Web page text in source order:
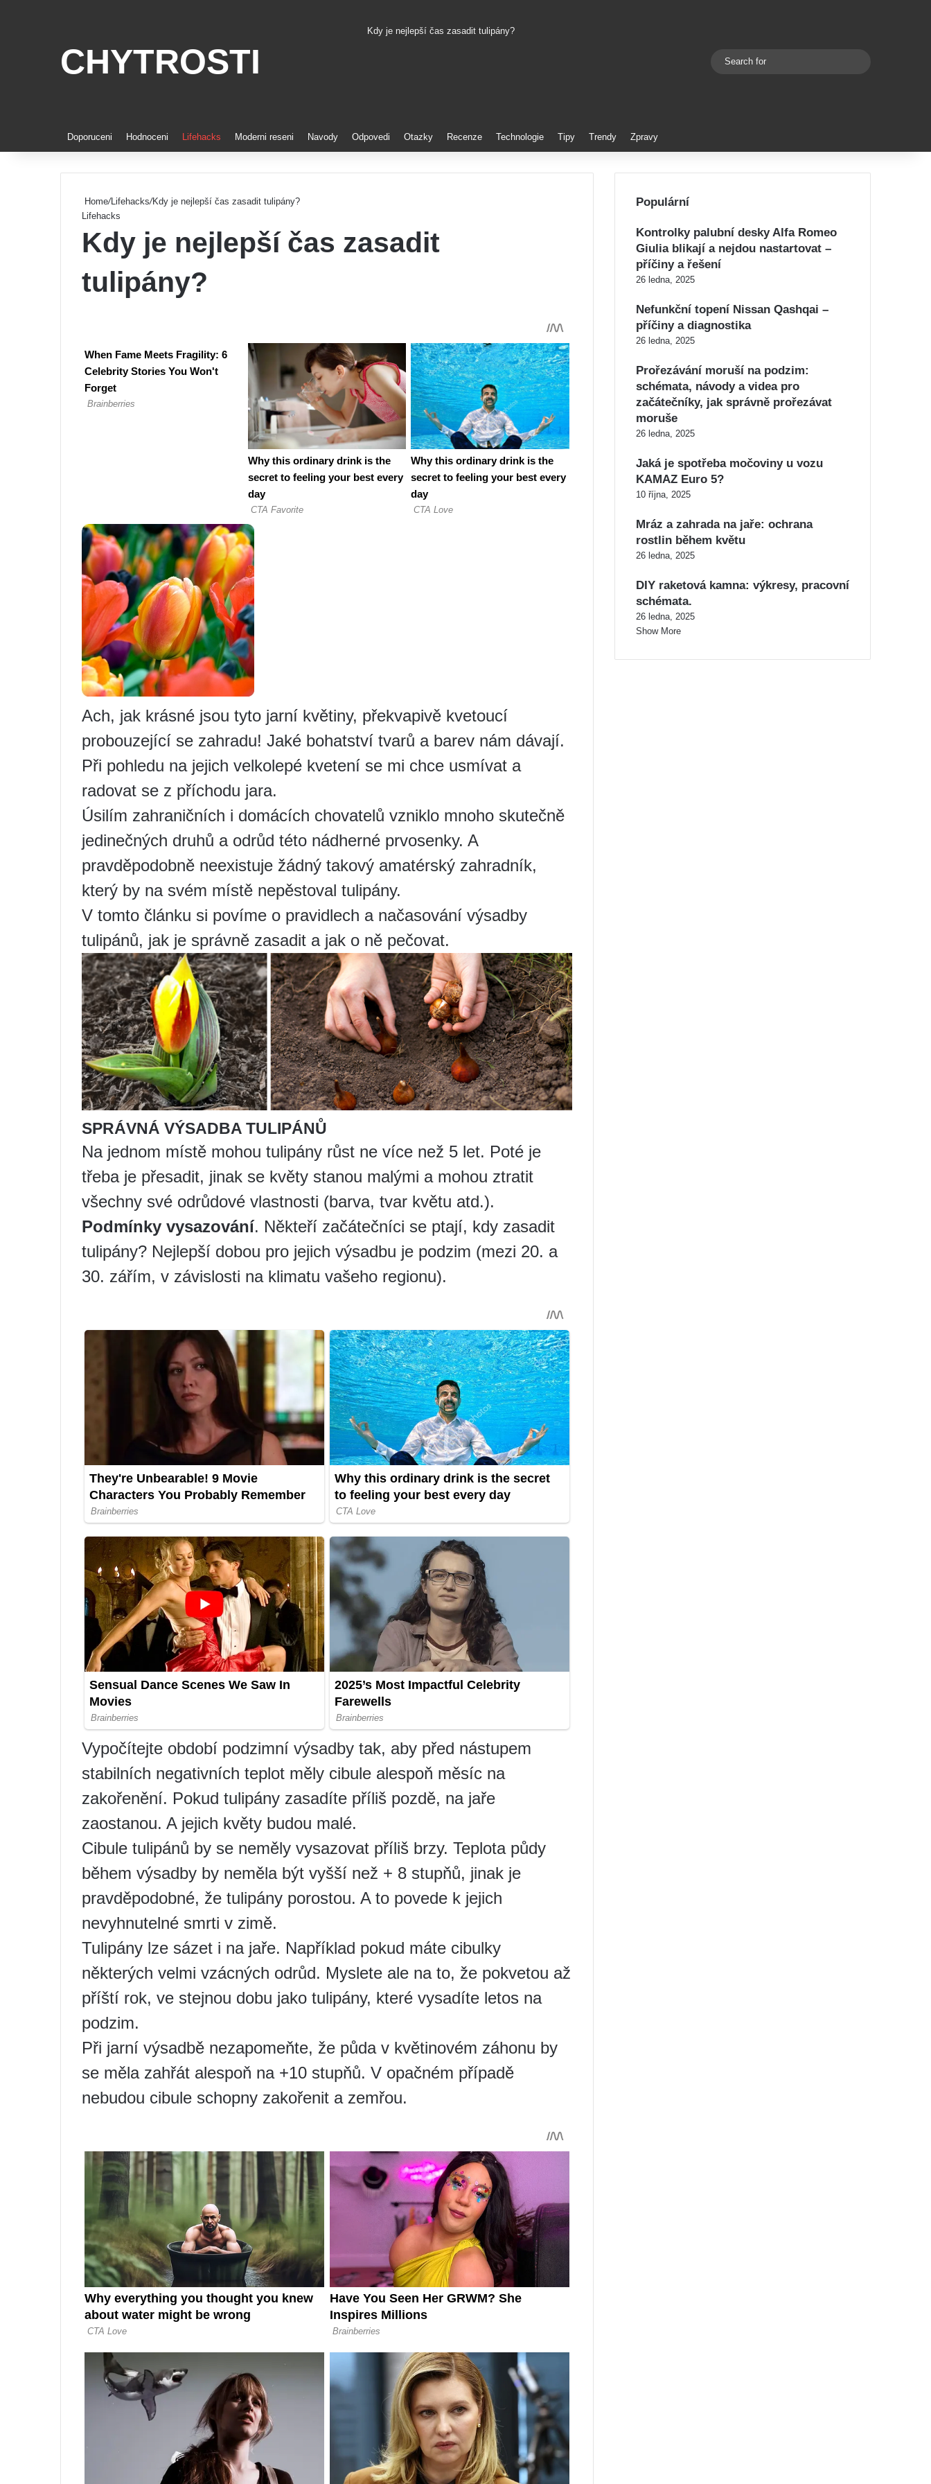
CHYTROSTI
Kdy je nejlepší čas zasadit tulipány?
Switch skin
Doporuceni Hodnoceni Lifehacks Moderni reseni Navody Odpovedi Otazky Recenze Technologie Tipy Trendy Zpravy
Home/Lifehacks/Kdy je nejlepší čas zasadit tulipány?
Lifehacks
Kdy je nejlepší čas zasadit
tulipány?
Ach, jak krásné jsou tyto jarní květiny, překvapivě kvetoucí
probouzející se zahradu! Jaké bohatství tvarů a barev nám dávají.
Při pohledu na jejich velkolepé kvetení se mi chce usmívat a
radovat se z příchodu jara.
Úsilím zahraničních i domácích chovatelů vzniklo mnoho skutečně
jedinečných druhů a odrůd této nádherné prvosenky. A
pravděpodobně neexistuje žádný takový amatérský zahradník,
který by na svém místě nepěstoval tulipány.
V tomto článku si povíme o pravidlech a načasování výsadby
tulipánů, jak je správně zasadit a jak o ně pečovat.
SPRÁVNÁ VÝSADBA TULIPÁNŮ
Na jednom místě mohou tulipány růst ne více než 5 let. Poté je
třeba je přesadit, jinak se květy stanou malými a mohou ztratit
všechny své odrůdové vlastnosti (barva, tvar květu atd.).
Podmínky vysazování. Někteří začátečníci se ptají, kdy zasadit
tulipány? Nejlepší dobou pro jejich výsadbu je podzim (mezi 20. a
30. zářím, v závislosti na klimatu vašeho regionu).
Vypočítejte období podzimní výsadby tak, aby před nástupem
stabilních negativních teplot měly cibule alespoň měsíc na
zakořenění. Pokud tulipány zasadíte příliš pozdě, na jaře
zaostanou. A jejich květy budou malé.
Cibule tulipánů by se neměly vysazovat příliš brzy. Teplota půdy
během výsadby by neměla být vyšší než + 8 stupňů, jinak je
pravděpodobné, že tulipány porostou. A to povede k jejich
nevyhnutelné smrti v zimě.
Tulipány lze sázet i na jaře. Například pokud máte cibulky
některých velmi vzácných odrůd. Myslete ale na to, že pokvetou až
příští rok, ve stejnou dobu jako tulipány, které vysadíte letos na
podzim.
Při jarní výsadbě nezapomeňte, že půda v květinovém záhonu by
se měla zahřát alespoň na +10 stupňů. V opačném případě
nebudou cibule schopny zakořenit a zemřou.
Populární
Kontrolky palubní desky Alfa Romeo
Giulia blikají a nejdou nastartovat –
příčiny a řešení
26 ledna, 2025
Nefunkční topení Nissan Qashqai –
příčiny a diagnostika
26 ledna, 2025
Prořezávání moruší na podzim:
schémata, návody a videa pro
začátečníky, jak správně prořezávat
moruše
26 ledna, 2025
Jaká je spotřeba močoviny u vozu
KAMAZ Euro 5?
10 října, 2025
Mráz a zahrada na jaře: ochrana
rostlin během květu
26 ledna, 2025
DIY raketová kamna: výkresy, pracovní
schémata.
26 ledna, 2025
Show More